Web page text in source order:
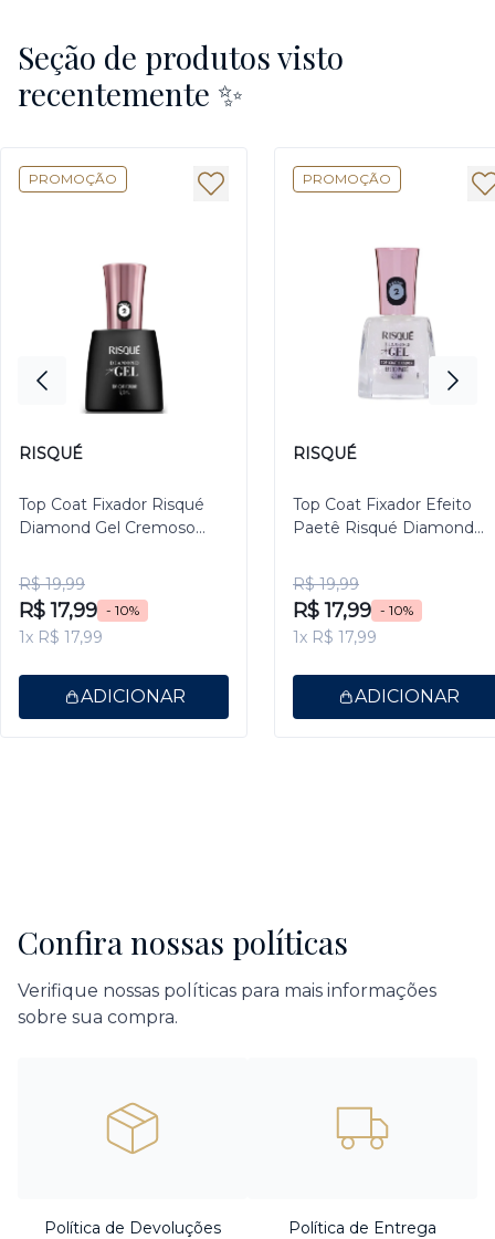
Seção de produtos visto
recentemente ✨
PROMOÇÃO
RISQUÉ
Top Coat Fixador Risqué
Diamond Gel Cremoso
R$ 19,99
R$ 17,99 - 10%
1x R$ 17,99
ADICIONAR
PROMOÇÃO
RISQUÉ
Top Coat Fixador Efeito
Paetê Risqué Diamond
R$ 19,99
R$ 17,99 - 10%
1x R$ 17,99
ADICIONAR
Confira nossas políticas
Verifique nossas políticas para mais informações
sobre sua compra.
Política de Devoluções Política de Entrega